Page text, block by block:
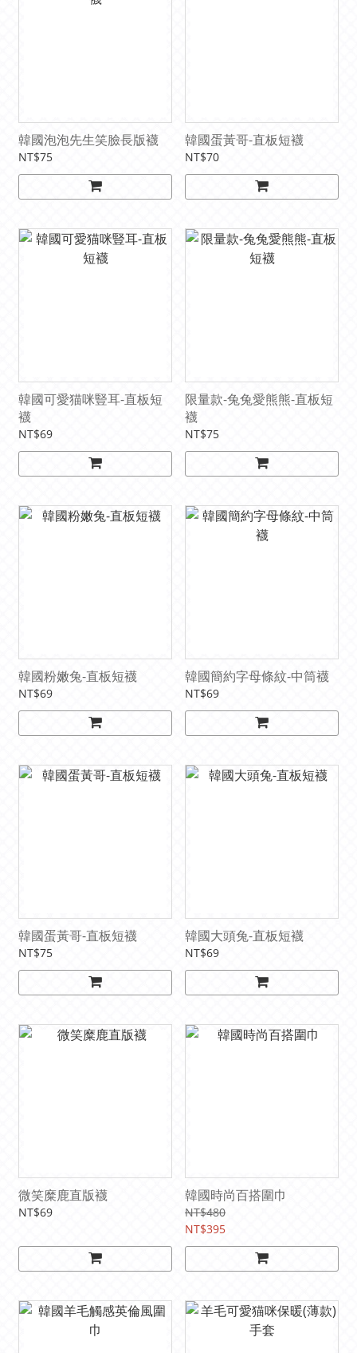
韓國泡泡先生笑臉長版襪
NT$75
韓國蛋黃哥-直板短襪
NT$70
韓國可愛猫咪豎耳-直板短
襪
NT$69
限量款-兔兔愛熊熊-直板短
襪
NT$75
韓國粉嫩兔-直板短襪
NT$69
韓國簡約字母條紋-中筒襪
NT$69
韓國蛋黃哥-直板短襪
NT$75
韓國大頭兔-直板短襪
NT$69
微笑糜鹿直版襪
NT$69
韓國時尚百搭圍巾
NT$480
NT$395